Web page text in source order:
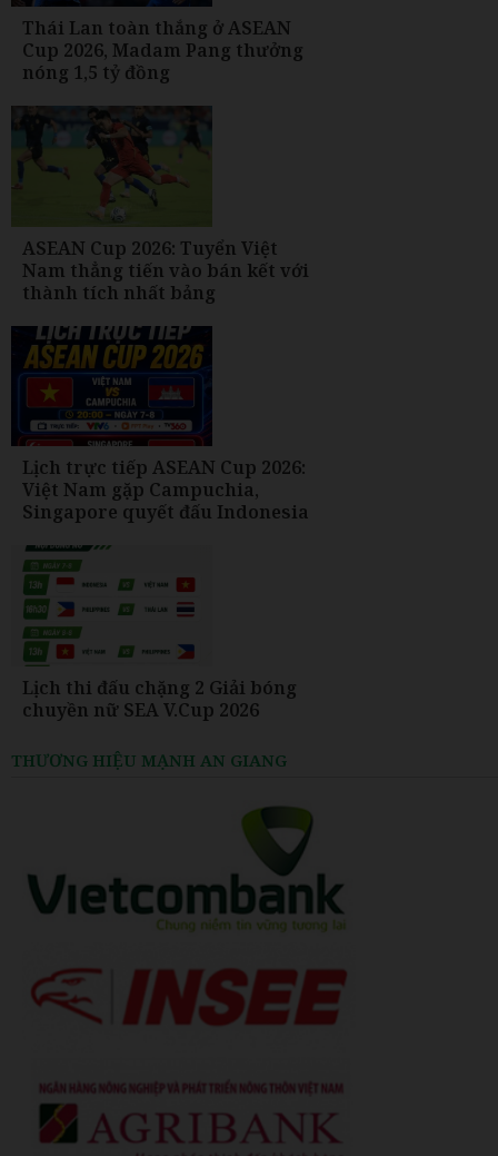
Thái Lan toàn thắng ở ASEAN
Cup 2026, Madam Pang thưởng
nóng 1,5 tỷ đồng
ASEAN Cup 2026: Tuyển Việt
Nam thẳng tiến vào bán kết với
thành tích nhất bảng
Lịch trực tiếp ASEAN Cup 2026:
Việt Nam gặp Campuchia,
Singapore quyết đấu Indonesia
Lịch thi đấu chặng 2 Giải bóng
chuyền nữ SEA V.Cup 2026
THƯƠNG HIỆU MẠNH AN GIANG